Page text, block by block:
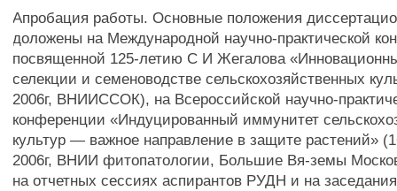
Апробация работы. Основные положения
доложены на Международной научно-практической
посвященной 125-летию С И Жегалова
селекции и семеноводстве сельскохозяйственных
2006г, ВНИИССОК), на Всероссийской научно-
конференции «Индуцированный иммунитет
культур — важное направление в защите растений»
2006г, ВНИИ фитопатологии, Большие Вя-земы
на отчетных сессиях аспирантов РУДН и на